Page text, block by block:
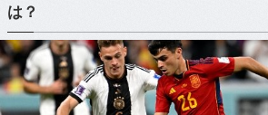
は？